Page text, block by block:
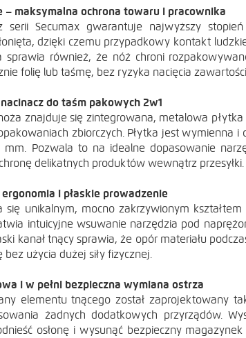
POWIĘKSZ ZDJĘCIE
POWIĘKSZ ZDJĘCIE
– maksymalna ochrona towaru i pracownika
serii Secumax gwarantuje najwyższy
dzięki czemu przypadkowy kontakt
sprawia również, że nóż chroni
folię lub taśmę, bez ryzyka nacięcia
do taśm pakowych 2w1
znajduje się zintegrowana, metalowa
zbiorczych. Płytka jest wymienna
Pozwala to na idealne dopasowanie
delikatnych produktów wewnątrz przesyłki.
i płaskie prowadzenie
się unikalnym, mocno zakrzywionym
intuicyjne wsuwanie narzędzia pod
kanał tnący sprawia, że opór materiału
bez użycia dużej siły fizycznej.
i w pełni bezpieczna wymiana ostrza
elementu tnącego został zaprojektowany
żadnych dodatkowych przyrządów.
osłonę i wysunąć bezpieczny